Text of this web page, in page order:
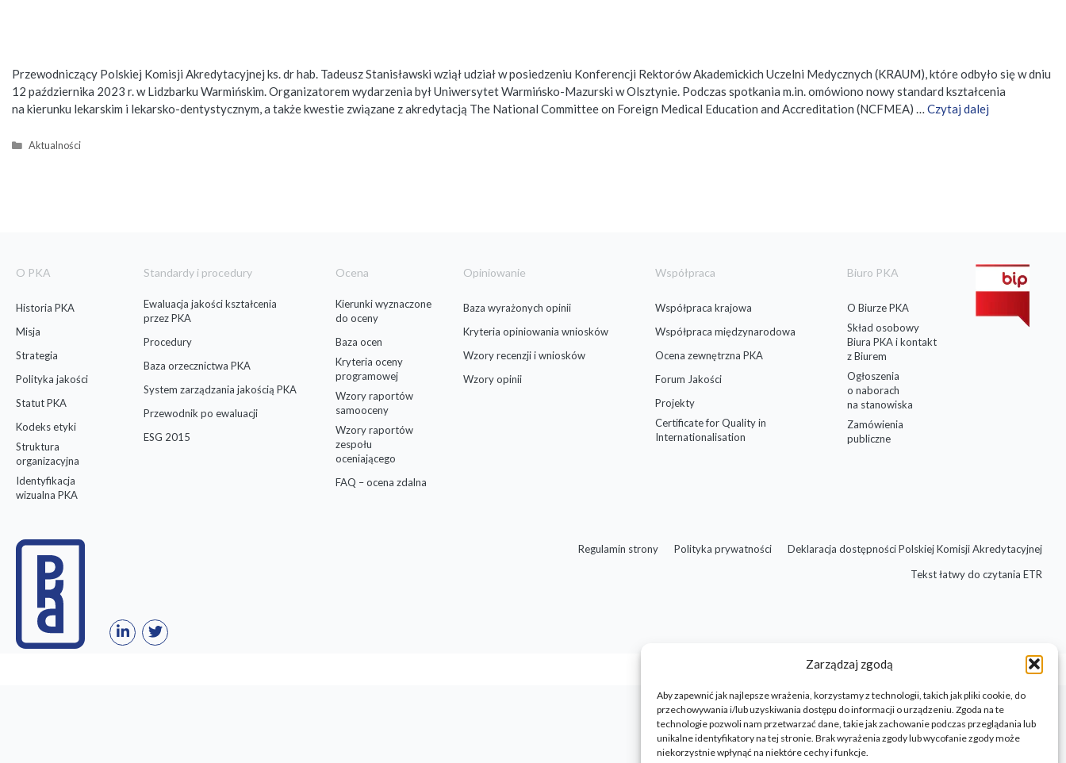
Zarządzaj zgodą
Aby zapewnić jak najlepsze wrażenia, korzystamy z technologii, takich jak pliki cookie, do
przechowywania i/lub uzyskiwania dostępu do informacji o urządzeniu. Zgoda na te
technologie pozwoli nam przetwarzać dane, takie jak zachowanie podczas przeglądania lub
unikalne identyfikatory na tej stronie. Brak wyrażenia zgody lub wycofanie zgody może
niekorzystnie wpłynąć na niektóre cechy i funkcje.
Przewodniczący Polskiej Komisji Akredytacyjnej ks. dr hab. Tadeusz Stanisławski wziął udział w posiedzeniu Konferencji Rektorów Akademickich Uczelni Medycznych (KRAUM), które odbyło się w dniu
12 października 2023 r. w Lidzbarku Warmińskim. Organizatorem wydarzenia był Uniwersytet Warmińsko-Mazurski w Olsztynie. Podczas spotkania m.in. omówiono nowy standard kształcenia
na kierunku lekarskim i lekarsko-dentystycznym, a także kwestie związane z akredytacją The National Committee on Foreign Medical Education and Accreditation (NCFMEA) … Czytaj dalej
Kategorie
Aktualności
O PKA
Historia PKA
Misja
Strategia
Polityka jakości
Statut PKA
Kodeks etyki
Struktura
organizacyjna
Identyfikacja
wizualna PKA
Standardy i procedury
Ewaluacja jakości kształcenia
przez PKA
Procedury
Baza orzecznictwa PKA
System zarządzania jakością PKA
Przewodnik po ewaluacji
ESG 2015
Ocena
Kierunki wyznaczone
do oceny
Baza ocen
Kryteria oceny
programowej
Wzory raportów
samooceny
Wzory raportów
zespołu
oceniającego
FAQ – ocena zdalna
Opiniowanie
Baza wyrażonych opinii
Kryteria opiniowania wniosków
Wzory recenzji i wniosków
Wzory opinii
Współpraca
Współpraca krajowa
Współpraca międzynarodowa
Ocena zewnętrzna PKA
Forum Jakości
Projekty
Certificate for Quality in
Internationalisation
Biuro PKA
O Biurze PKA
Skład osobowy
Biura PKA i kontakt
z Biurem
Ogłoszenia
o naborach
na stanowiska
Zamówienia
publiczne
Regulamin strony Polityka prywatności
Deklaracja dostępności Polskiej Komisji Akredytacyjnej
Tekst łatwy do czytania ETR